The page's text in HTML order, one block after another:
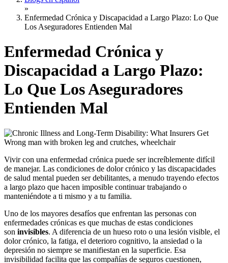
»
Enfermedad Crónica y Discapacidad a Largo Plazo: Lo Que
Los Aseguradores Entienden Mal
Enfermedad Crónica y
Discapacidad a Largo Plazo:
Lo Que Los Aseguradores
Entienden Mal
Vivir con una enfermedad crónica puede ser increíblemente difícil
de manejar. Las condiciones de dolor crónico y las discapacidades
de salud mental pueden ser debilitantes, a menudo trayendo efectos
a largo plazo que hacen imposible continuar trabajando o
manteniéndote a ti mismo y a tu familia.
Uno de los mayores desafíos que enfrentan las personas con
enfermedades crónicas es que muchas de estas condiciones
son invisibles. A diferencia de un hueso roto o una lesión visible, el
dolor crónico, la fatiga, el deterioro cognitivo, la ansiedad o la
depresión no siempre se manifiestan en la superficie. Esa
invisibilidad facilita que las compañías de seguros cuestionen,